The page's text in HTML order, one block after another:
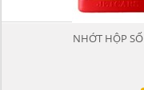
NHỚT HỘP SỐ